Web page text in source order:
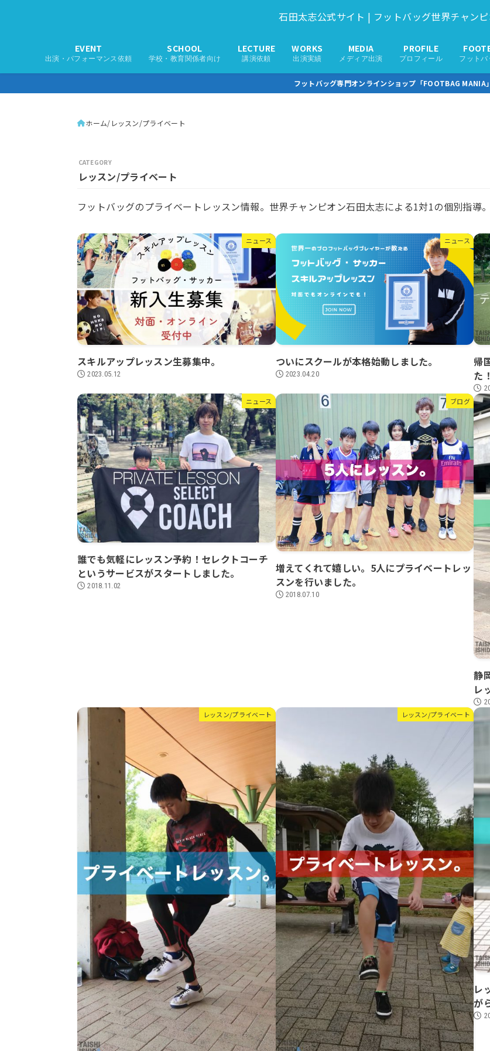
石田太志公式サイト | フットバッグ世界チャン
EVENT
出演・パフォーマンス依頼
SCHOOL
学校・教育関係者向け
LECTURE
講演依頼
WORKS
出演実績
MEDIA
メディア出演
PROFILE
プロフィール フットバ
フットバッグ専門オンラインショップ「FOOTBAG MANIA」
ホーム レッスン/プライベート
レッスン/プライベート
フットバッグのプライベートレッスン情報。世界チャンピオン石田太志による1対1の個別指導。
ニュース
スキルアップレッスン生募集中。
2023.05.12
ニュース
ついにスクールが本格始動しました。
2023.04.20
帰
た！
ニュース
誰でも気軽にレッスン予約！セレクトコーチ
というサービスがスタートしました。
2018.11.02
ブログ
増えてくれて嬉しい。5人にプライベートレッ
スンを行いました。
2018.07.10
静
レ
レッスン/プライベート レッスン/プライベート
レ
が